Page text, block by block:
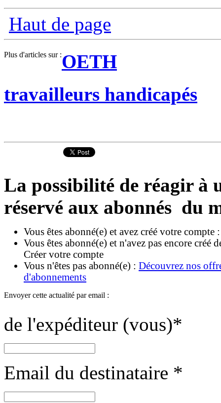
Haut de page
Plus d'articles sur :OETH
travailleurs handicapés
La possibilité de réagir à
réservé aux abonnés du
Vous êtes abonné(e) et avez créé votre compte
Vous êtes abonné(e) et n'avez pas encore créé
Créer votre compte
Vous n'êtes pas abonné(e) : Découvrez nos
d'abonnements
Envoyer cette actualité par email :
de l'expéditeur (vous)*
Email du destinataire *